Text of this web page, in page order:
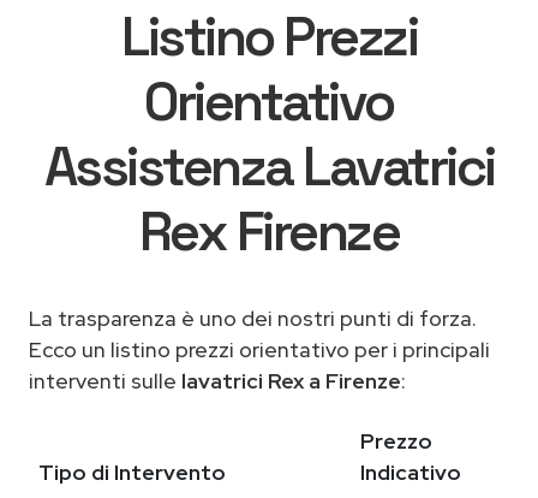
Listino Prezzi
Orientativo
Assistenza Lavatrici
Rex Firenze
La trasparenza è uno dei nostri punti di forza.
Ecco un listino prezzi orientativo per i principali
interventi sulle lavatrici Rex a Firenze:
Tipo di Intervento
Prezzo
Indicativo